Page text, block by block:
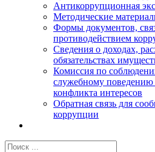
Антикоррупционная
Методические
Формы документов,
противодействием
Сведения о доходах,
обязательствах
Комиссия по
служебному
конфликта интересов
Обратная связь для
коррупции
Результат